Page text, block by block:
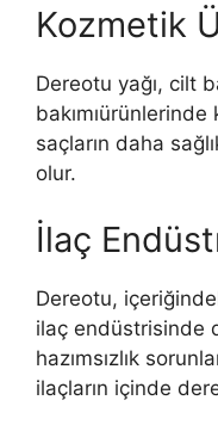
Kozmetik
Dereotu yağı, cilt
bakımıürünlerinde
saçların daha
olur.
İlaç
Dereotu,
ilaç endüstrisinde
hazımsızlık
ilaçların içinde